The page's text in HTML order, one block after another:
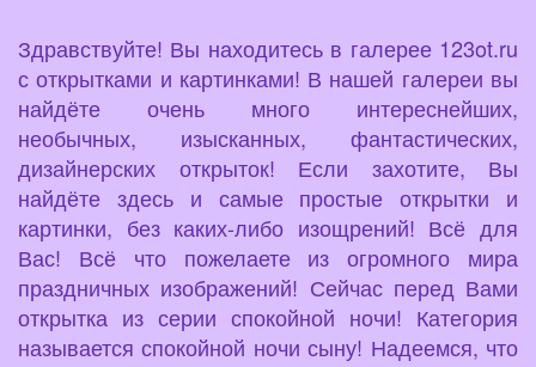
Здравствуйте! Вы находитесь в галерее 123ot.ru
с открытками и картинками! В нашей галереи вы
найдёте очень много интереснейших,
необычных, изысканных, фантастических,
дизайнерских открыток! Если захотите, Вы
найдёте здесь и самые простые открытки и
картинки, без каких-либо изощрений! Всё для
Вас! Всё что пожелаете из огромного мира
праздничных изображений! Сейчас перед Вами
открытка из серии спокойной ночи! Категория
называется спокойной ночи сыну! Надеемся, что